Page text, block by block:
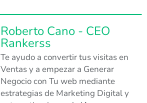
Roberto Cano - CEO
Rankerss
Te ayudo a convertir tus visitas en
Ventas y a empezar a Generar
Negocio con Tu web mediante
estrategias de Marketing Digital y